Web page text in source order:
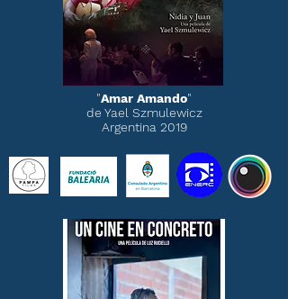
"Amar Amando"
de Yael Szmulewicz
Argentina 2019